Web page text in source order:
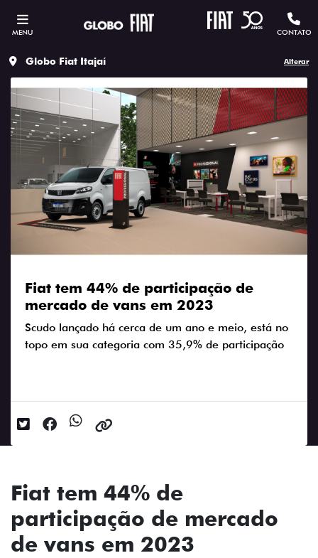
MENU CONTATO
Globo Fiat Itajaí Alterar
Fiat tem 44% de participação de
mercado de vans em 2023
Scudo lançado há cerca de um ano e meio, está no
topo em sua categoria com 35,9% de participação
Fiat tem 44% de
participação de mercado
de vans em 2023